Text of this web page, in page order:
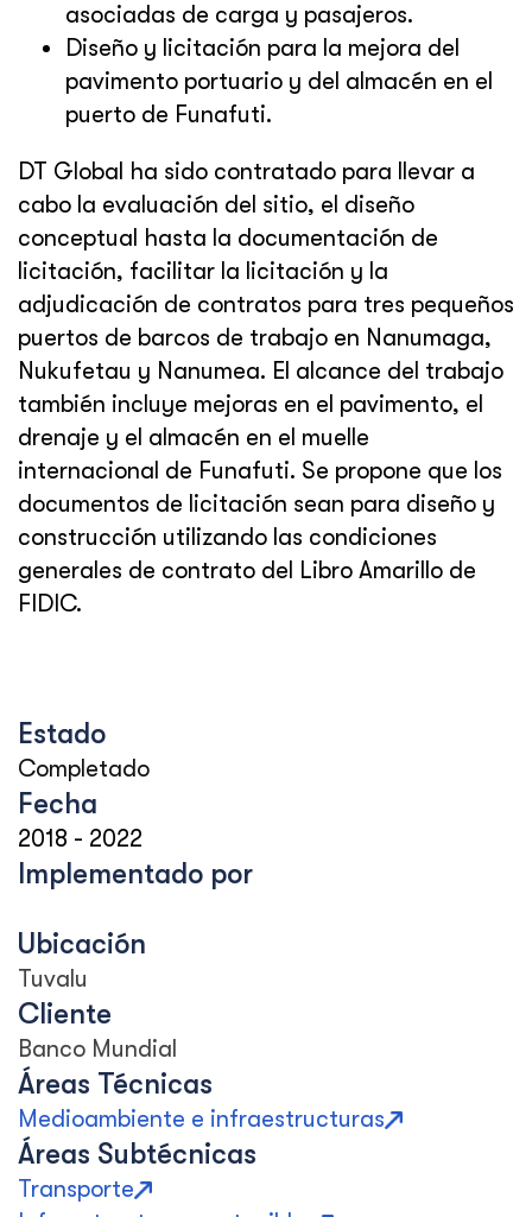
asociadas de carga y pasajeros.
Diseño y licitación para la mejora del
pavimento portuario y del almacén en el
puerto de Funafuti.
DT Global ha sido contratado para llevar a
cabo la evaluación del sitio, el diseño
conceptual hasta la documentación de
licitación, facilitar la licitación y la
adjudicación de contratos para tres pequeños
puertos de barcos de trabajo en Nanumaga,
Nukufetau y Nanumea. El alcance del trabajo
también incluye mejoras en el pavimento, el
drenaje y el almacén en el muelle
internacional de Funafuti. Se propone que los
documentos de licitación sean para diseño y
construcción utilizando las condiciones
generales de contrato del Libro Amarillo de
FIDIC.
Estado
Completado
Fecha
2018 - 2022
Implementado por
Ubicación
Tuvalu
Cliente
Banco Mundial
Áreas Técnicas
Medioambiente e infraestructuras
Áreas Subtécnicas
Transporte